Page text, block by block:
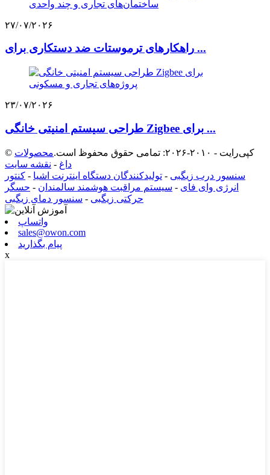
۲۷/۰۷/۲۰۲۶
راهکارهای ترموستات ضد دستکاری برای ...
۲۳/۰۷/۲۰۲۶
طراحی سیستم امنیتی خانگی Zigbee برای ...
© کپی‌رایت - ۲۰۱۰-۲۰۲۶: تمامی حقوق محفوظ است.
محصولات
داغ - نقشه سایت
سنسور درب زیگبی - تولیدکنندگان دستگاه اینترنت اشیا - کنتور
انرژی وای فای - سیستم مراقبت هوشمند سالمندان - حسگر
حرکتی زیگبی - سنسور دمای زیگبی
واتساپ
sales@owon.com
پیام بگذارید
x